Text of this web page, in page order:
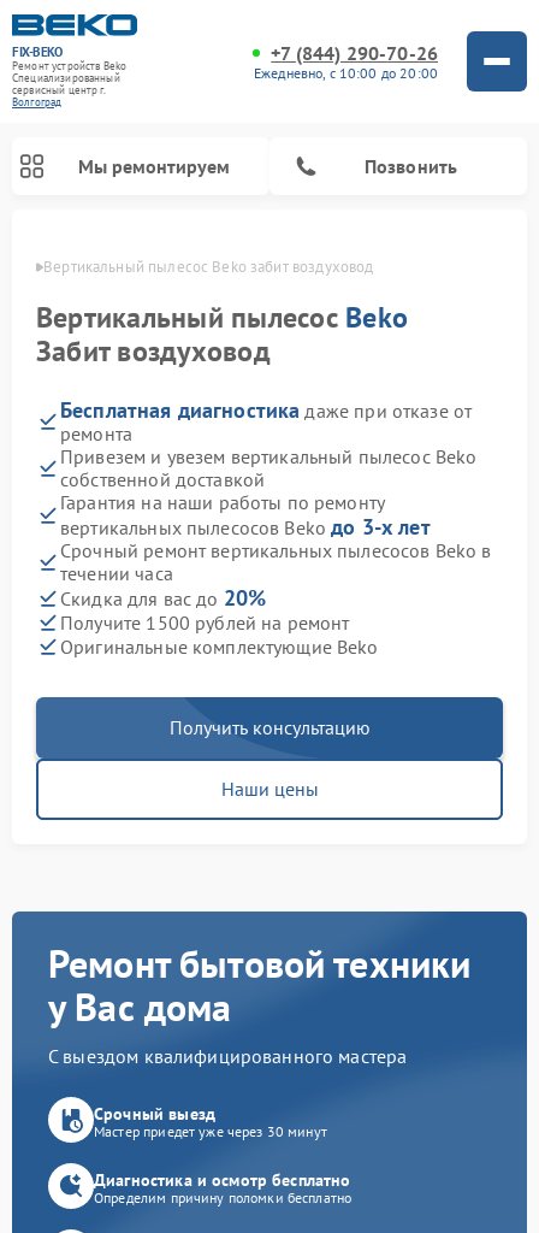
FIX-BEKO
Ремонт устройств Beko
Специализированный
cервисный центр г.
Волгоград
+7 (844) 290-70-26
Ежедневно, с 10:00 до 20:00
Мы ремонтируем Позвонить
Вертикальный пылесос Beko забит воздуховод
Вертикальный пылесос Beko
Забит воздуховод
Бесплатная диагностика даже при отказе от
ремонта
Привезем и увезем вертикальный пылесос Beko
собственной доставкой
Гарантия на наши работы по ремонту
вертикальных пылесосов Bekoдо 3-х лет
Срочный ремонт вертикальных пылесосов Beko в
течении часа
Скидка для вас до 20%
Получите 1500 рублей на ремонт
Оригинальные комплектующие Beko
Получить консультацию
Наши цены
Ремонт бытовой техники
у Вас дома
С выездом квалифицированного мастера
Срочный выезд
Мастер приедет уже через 30 минут
Диагностика и осмотр бесплатно
Определим причину поломки бесплатно